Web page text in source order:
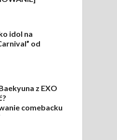
idol na
od
z EXO
comebacku